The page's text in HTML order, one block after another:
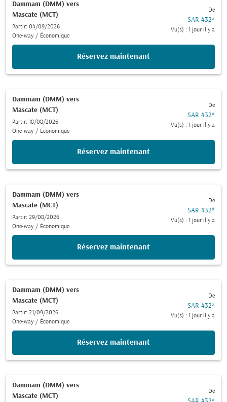
Dammam (DMM) vers
Mascate (MCT)
Partir: 04/09/2026
One-way / Économique
De
SAR 432*
Vu(s) : 1 jour il y a
Réservez maintenant
Dammam (DMM) vers
Mascate (MCT)
Partir: 18/08/2026
One-way / Économique
De
SAR 432*
Vu(s) : 1 jour il y a
Réservez maintenant
Dammam (DMM) vers
Mascate (MCT)
Partir: 29/08/2026
One-way / Économique
De
SAR 432*
Vu(s) : 1 jour il y a
Réservez maintenant
Dammam (DMM) vers
Mascate (MCT)
Partir: 21/09/2026
One-way / Économique
De
SAR 432*
Vu(s) : 1 jour il y a
Réservez maintenant
Dammam (DMM) vers
Mascate (MCT)
De